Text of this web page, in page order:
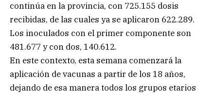
continúa en la provincia, con 725.155 dosis
recibidas, de las cuales ya se aplicaron 622.289.
Los inoculados con el primer componente son
481.677 y con dos, 140.612.
En este contexto, esta semana comenzará la
aplicación de vacunas a partir de los 18 años,
dejando de esa manera todos los grupos etarios